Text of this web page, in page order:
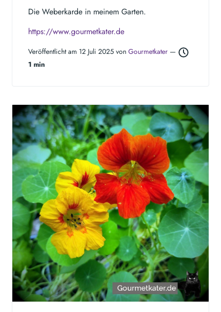
Die Weberkarde in meinem Garten.
https://www.gourmetkater.de
Veröffentlicht am 12 Juli 2025 von Gourmetkater —
1 min